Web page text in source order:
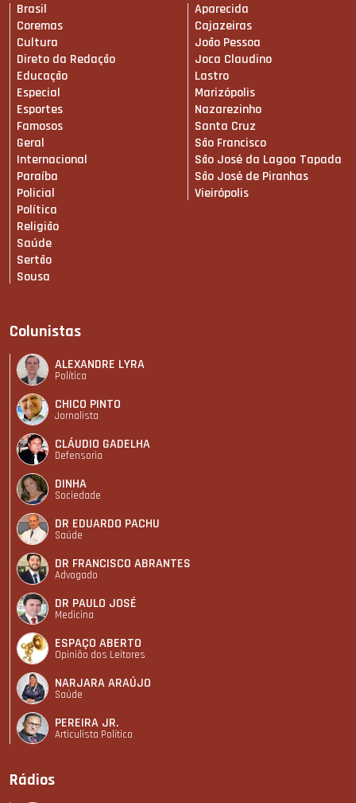
Brasil
Coremas
Cultura
Direto da Redação
Educação
Especial
Esportes
Famosos
Geral
Internacional
Paraíba
Policial
Política
Religião
Saúde
Sertão
Sousa
Aparecida
Cajazeiras
João Pessoa
Joca Claudino
Lastro
Marizópolis
Nazarezinho
Santa Cruz
São Francisco
São José da Lagoa Tapada
São José de Piranhas
Vieirópolis
Colunistas
ALEXANDRE LYRA
Política
CHICO PINTO
Jornalista
CLÁUDIO GADELHA
Defensoria
DINHA
Sociedade
DR EDUARDO PACHU
Saúde
DR FRANCISCO ABRANTES
Advogado
DR PAULO JOSÉ
Medicina
ESPAÇO ABERTO
Opinião dos Leitores
NARJARA ARAÚJO
Saúde
PEREIRA JR.
Articulista Polí­tico
Rádios